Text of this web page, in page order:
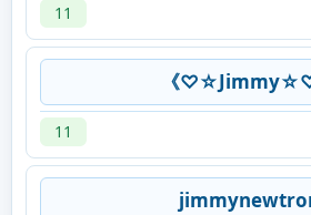
11
《♡☆Jimmy☆♡
11